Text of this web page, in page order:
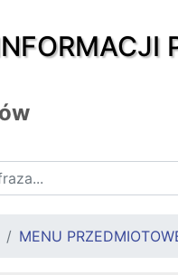
MENU